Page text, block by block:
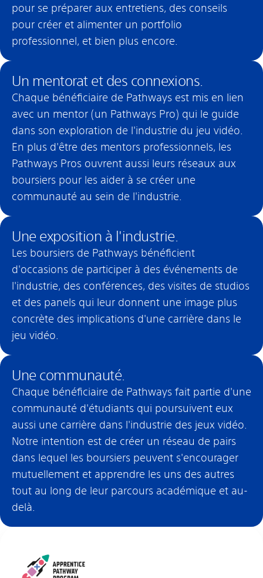
pour se préparer aux entretiens, des conseils
pour créer et alimenter un portfolio
professionnel, et bien plus encore.
Un mentorat et des connexions.
Chaque bénéficiaire de Pathways est mis en lien
avec un mentor (un Pathways Pro) qui le guide
dans son exploration de l'industrie du jeu vidéo.
En plus d'être des mentors professionnels, les
Pathways Pros ouvrent aussi leurs réseaux aux
boursiers pour les aider à se créer une
communauté au sein de l'industrie.
Une exposition à l'industrie.
Les boursiers de Pathways bénéficient
d'occasions de participer à des événements de
l'industrie, des conférences, des visites de studios
et des panels qui leur donnent une image plus
concrète des implications d'une carrière dans le
jeu vidéo.
Une communauté.
Chaque bénéficiaire de Pathways fait partie d'une
communauté d'étudiants qui poursuivent eux
aussi une carrière dans l'industrie des jeux vidéo.
Notre intention est de créer un réseau de pairs
dans lequel les boursiers peuvent s'encourager
mutuellement et apprendre les uns des autres
tout au long de leur parcours académique et au-
delà.